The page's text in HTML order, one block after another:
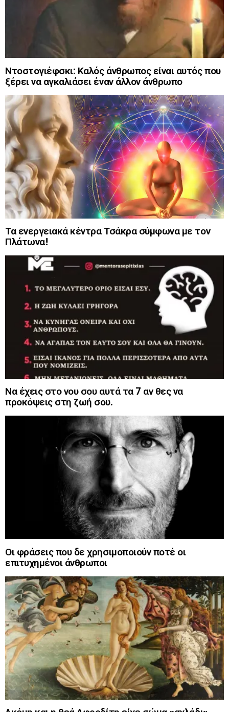
Ντοστογιέφσκι: Καλός άνθρωπος είναι αυτός που
ξέρει να αγκαλιάσει έναν άλλον άνθρωπο
Τα ενεργειακά κέντρα Τσάκρα σύμφωνα με τον
Πλάτωνα!
Να έχεις στο νου σου αυτά τα 7 αν θες να
προκόψεις στη ζωή σου.
Οι φράσεις που δε χρησιμοποιούν ποτέ οι
επιτυχημένοι άνθρωποι